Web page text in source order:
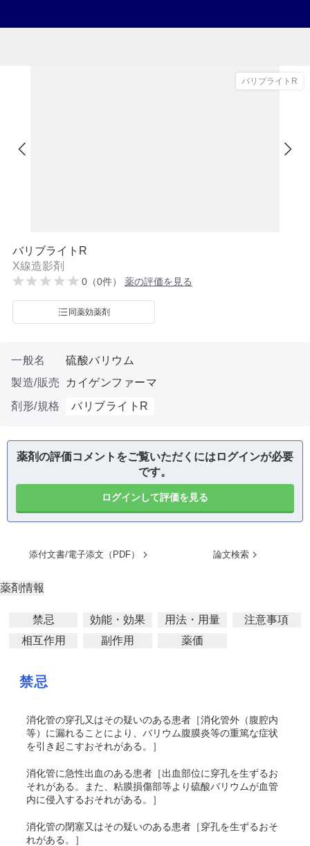
バリブライトR
バリブライトR
X線造影剤
0（0件） 薬の評価を見る
同薬効薬剤
一般名
硫酸バリウム
製造/販売
カイゲンファーマ
剤形/規格
バリブライトR
薬剤の評価コメントをご覧いただくにはログインが必要
です。
ログインして評価を見る
添付文書/電子添文（PDF） 論文検索
薬剤情報
禁忌 効能・効果 用法・用量
注意事項
相互作用
副作用 薬価
禁忌
消化管の穿孔又はその疑いのある患者［消化管外（腹腔内
等）に漏れることにより、バリウム腹膜炎等の重篤な症状
を引き起こすおそれがある。］
消化管に急性出血のある患者［出血部位に穿孔を生ずるお
それがある。また、粘膜損傷部等より硫酸バリウムが血管
内に侵入するおそれがある。］
消化管の閉塞又はその疑いのある患者［穿孔を生ずるおそ
れがある。］